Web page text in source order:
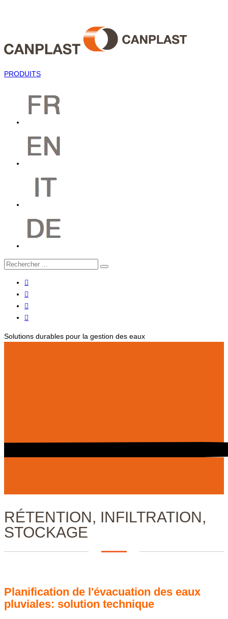
PRODUITS
Solutions durables pour la gestion des eaux
RÉTENTION, INFILTRATION,
STOCKAGE
Planification de l'évacuation des eaux
pluviales: solution technique